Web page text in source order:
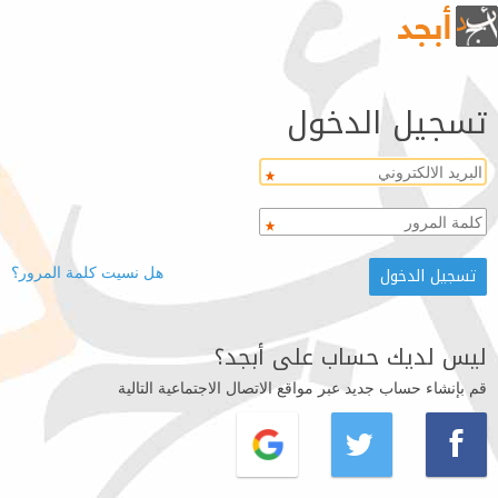
تسجيل الدخول
هل نسيت كلمة المرور؟
ليس لديك حساب على أبجد؟
قم بإنشاء حساب جديد عبر مواقع الاتصال الاجتماعية التالية